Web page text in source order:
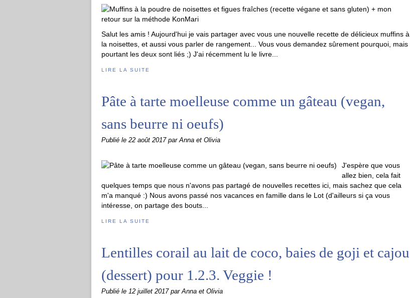
Salut les amis ! Aujourd'hui je vais partager avec vous une nouvelle recette de délicieux muffins à
la noisettes, et aussi vous parler de rangement... Vous vous demandez sûrement pourquoi, mais
pourtant les deux sont liés ;) J'ai récemment lu le livre...
LIRE LA SUITE
Pâte à tarte moelleuse comme un gâteau (vegan,
sans beurre ni oeufs)
Publié le 22 août 2017 par Anna et Olivia
J'espère que vous
allez bien, cela fait
quelques temps que nous n'avons pas partagé de nouvelles recettes ici, mais sachez que cela
m'a manqué :) Nous avons passé nos vacances en famille dans le Lot (d'ailleurs si ça vous
intéresse, on partage des bouts...
LIRE LA SUITE
Lentilles corail au lait de coco, baies de goji et cajou
(dessert) pour 1.2.3. Veggie !
Publié le 12 juillet 2017 par Anna et Olivia